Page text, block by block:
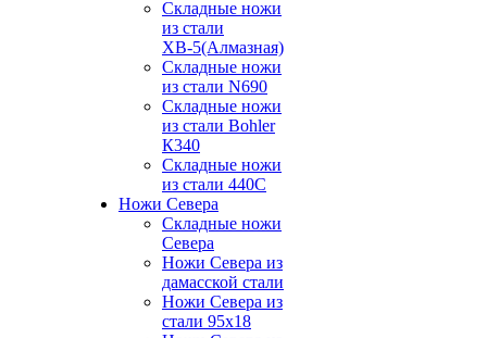
Складные ножи
из стали
ХВ-5(Алмазная)
Складные ножи
из стали N690
Складные ножи
из стали Bohler
К340
Складные ножи
из стали 440С
Ножи Севера
Складные ножи
Севера
Ножи Севера из
дамасской стали
Ножи Севера из
стали 95х18